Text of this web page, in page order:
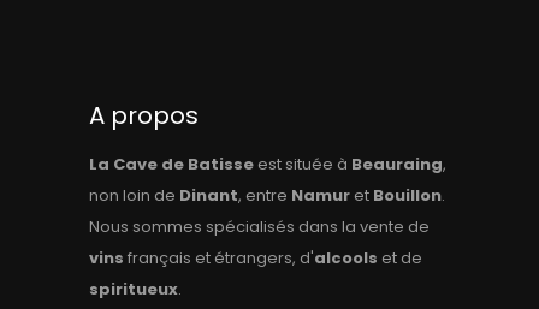
A propos
La Cave de Batisse est située à Beauraing,
non loin de Dinant, entre Namur et Bouillon.
Nous sommes spécialisés dans la vente de
vins français et étrangers, d'alcools et de
spiritueux.